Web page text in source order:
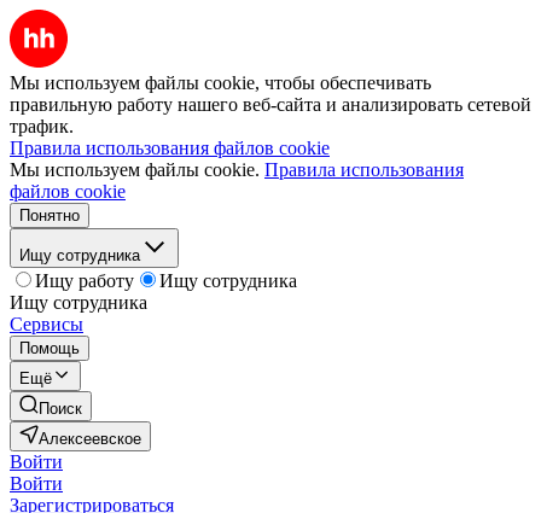
Мы используем файлы cookie, чтобы обеспечивать
правильную работу нашего веб-сайта и анализировать сетевой
трафик.
Правила использования файлов cookie
Мы используем файлы cookie. Правила использования
файлов cookie
Понятно
Ищу сотрудника
Ищу работу
Ищу сотрудника
Ищу сотрудника
Сервисы
Помощь
Ещё
Поиск
Алексеевское
Войти
Войти
Зарегистрироваться